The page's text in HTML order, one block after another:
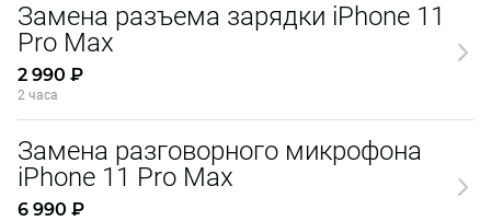
Замена разъема зарядки iPhone 11
Pro Max
2 990 ₽
2 часа
Замена разговорного микрофона
iPhone 11 Pro Max
6 990 ₽